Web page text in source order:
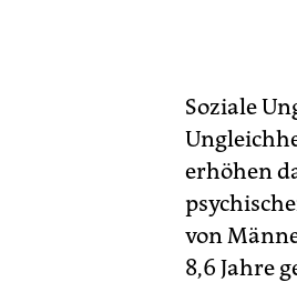
Soziale
erhöhen
von
8,6 Jahre